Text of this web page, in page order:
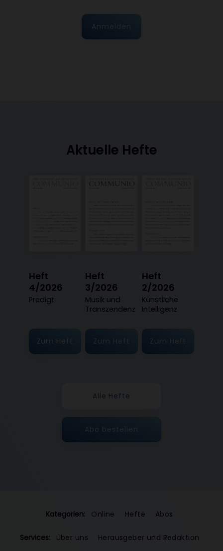
Anmelden
Aktuelle Hefte
Heft
4/2026
:
Predigt
Zum Heft
Heft
3/2026
:
Musik und
Transzendenz
Zum Heft
Heft
2/2026
:
Künstliche
Intelligenz
Zum Heft
Alle Hefte
Abo bestellen
Kategorien: Online Hefte Abos
Services: Über uns
Herausgeber und Redaktion